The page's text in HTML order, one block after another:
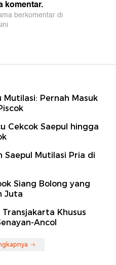
Mutilasi: Pernah Masuk
Cekcok Saepul hingga
Saepul Mutilasi Pria di
Siang Bolong yang
Juta
Khusus
Ancol